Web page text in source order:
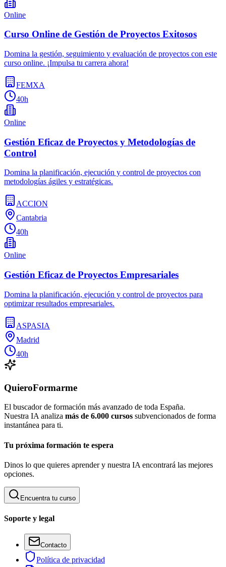
Online
Curso Online de Gestión de Proyectos Exitosos
Domina la gestión, seguimiento y evaluación de proyectos con este
curso online. ¡Impulsa tu carrera ahora!
FEMXA
40h
Online
Gestión Eficaz de Proyectos y Metodologías de
Control
Domina la planificación, ejecución y control de proyectos con
metodologías ágiles y estratégicas.
ACCION
Cantabria
40h
Online
Gestión Eficaz de Proyectos Empresariales
Domina la planificación, ejecución y control de proyectos para
optimizar resultados empresariales.
ASPASIA
Madrid
40h
QuieroFormarme
El buscador de formación más avanzado de toda España.
Nuestra IA analiza más de 6.000 cursos subvencionados de forma
instantánea para ti.
Tu próxima formación te espera
Dinos lo que quieres aprender y nuestra IA encontrará las mejores
opciones.
Encuentra tu curso
Soporte y legal
Contacto
Política de privacidad